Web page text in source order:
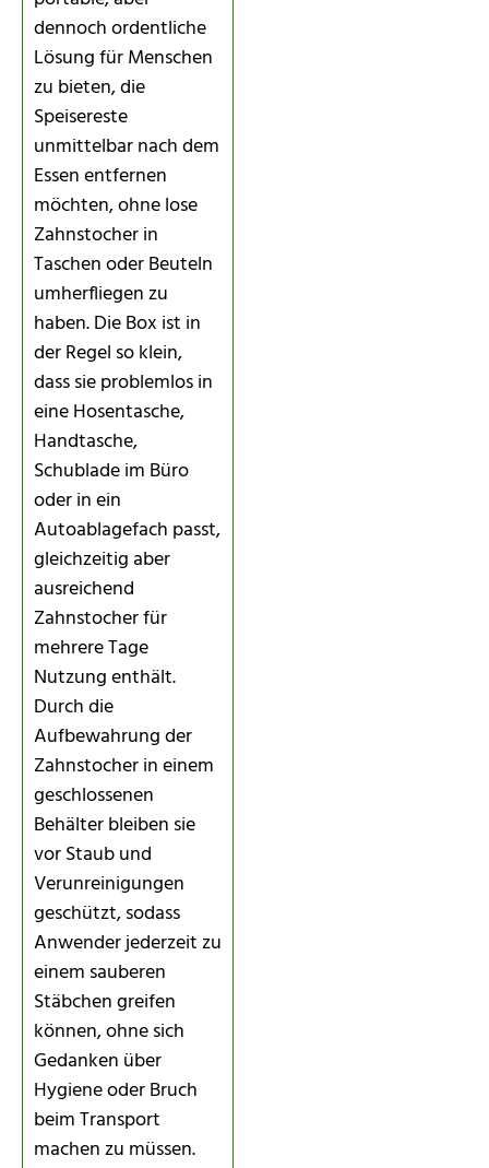
dennoch ordentliche
Lösung für Menschen
zu bieten, die
Speisereste
unmittelbar nach dem
Essen entfernen
möchten, ohne lose
Zahnstocher in
Taschen oder Beuteln
umherfliegen zu
haben. Die Box ist in
der Regel so klein,
dass sie problemlos in
eine Hosentasche,
Handtasche,
Schublade im Büro
oder in ein
Autoablagefach passt,
gleichzeitig aber
ausreichend
Zahnstocher für
mehrere Tage
Nutzung enthält.
Durch die
Aufbewahrung der
Zahnstocher in einem
geschlossenen
Behälter bleiben sie
vor Staub und
Verunreinigungen
geschützt, sodass
Anwender jederzeit zu
einem sauberen
Stäbchen greifen
können, ohne sich
Gedanken über
Hygiene oder Bruch
beim Transport
machen zu müssen.